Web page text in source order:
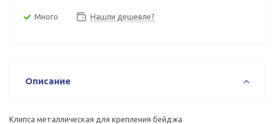
Много Нашли дешевле?
Описание
Клипса металлическая для крепления бейджа